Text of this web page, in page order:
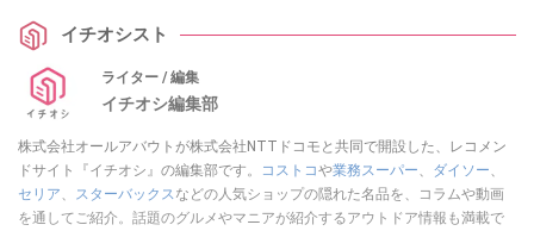
イチオシスト
ライター / 編集
イチオシ編集部
株式会社オールアバウトが株式会社NTTドコモと共同で開設した、レコメン
ドサイト『イチオシ』の編集部です。
コストコや業務スーパー ダイソー
セリア
スターバックス などの人気ショップの隠れた名品を、コラムや動画
を通してご紹介。話題のグルメやマニアが紹介するアウトドア情報も満載で